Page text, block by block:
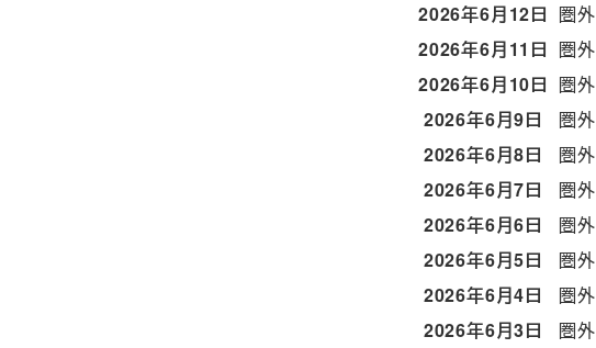
2026年6月12日 圏外
2026年6月11日 圏外
2026年6月10日 圏外
2026年6月9日
圏外
2026年6月8日
圏外
2026年6月7日
圏外
2026年6月6日
圏外
2026年6月5日
圏外
2026年6月4日
圏外
2026年6月3日
圏外